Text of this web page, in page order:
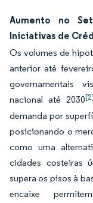
Aumento no
Iniciativas de
Os volumes de
anterior até
governamentais
nacional até 2030
demanda por
posicionando o
como uma
cidades costeiras
supera os pisos à
encaixe